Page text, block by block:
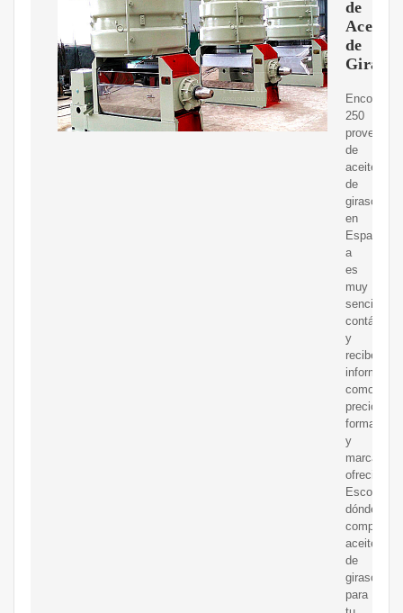
de
Aceite
de
Girasol
Encontrar
250
de
aceite
de
girasol
en
Espa?
a
es
muy
sencillo:
y
recibe
como
precios,
formatos
y
marcas
ofrecidas.
Escoge
dónde
comprar
aceite
de
girasol
para